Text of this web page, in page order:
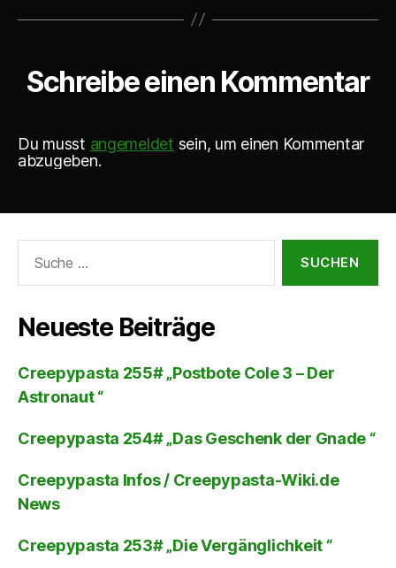
Schreibe einen Kommentar
Du musst angemeldet sein, um einen Kommentar
abzugeben.
nach:
Neueste Beiträge
Creepypasta 255# „Postbote Cole 3 – Der
Astronaut “
Creepypasta 254# „Das Geschenk der Gnade “
Creepypasta Infos / Creepypasta-Wiki.de
News
Creepypasta 253# „Die Vergänglichkeit “